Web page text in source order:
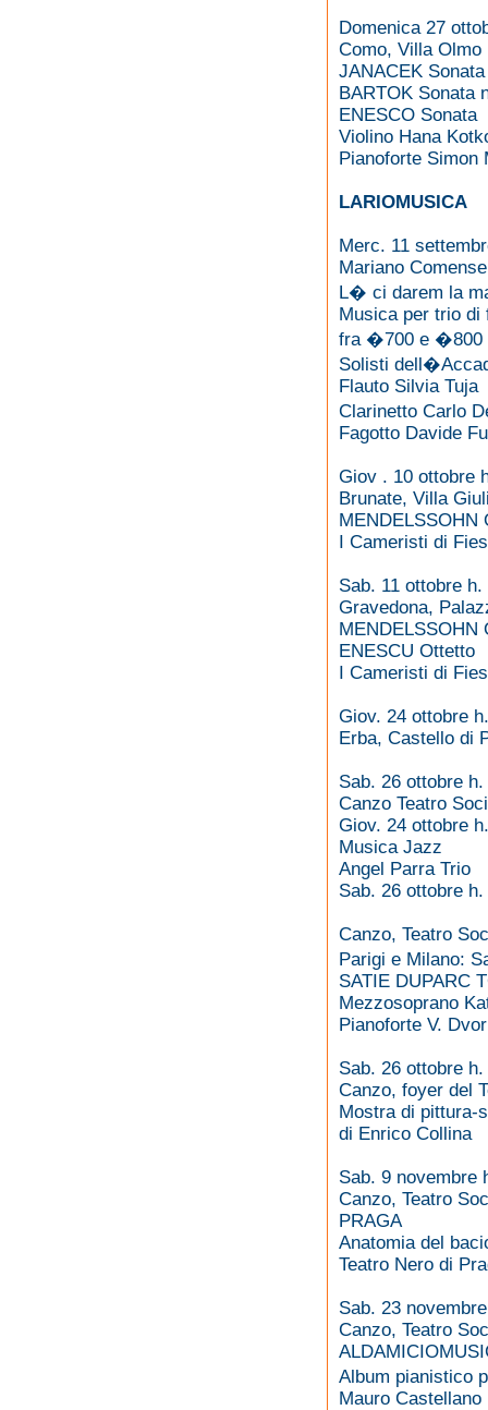
Domenica 27
Como, Villa Olmo
JANACEK Sonata
BARTOK Sonata
ENESCO Sonata
Violino Hana
Pianoforte Simon
LARIOMUSICA
Merc. 11
Mariano
L� ci darem la
Musica per trio di
fra �700 e �800
Solisti
Flauto Silvia Tuja
Clarinetto Carlo
Fagotto Davide
Giov . 10 ottobre
Brunate, Villa
MENDELSSOHN
I Cameristi di
Sab. 11 ottobre h.
Gravedona,
MENDELSSOHN
ENESCU Ottetto
I Cameristi di
Giov. 24 ottobre
Erba, Castello di
Sab. 26 ottobre h.
Canzo Teatro
Giov. 24 ottobre
Musica Jazz
Angel Parra Trio
Sab. 26 ottobre h.
Canzo, Teatro
Parigi e Milano:
SATIE DUPARC
Mezzosoprano
Pianoforte V.
Sab. 26 ottobre h.
Canzo, foyer del
Mostra di pittura-
di Enrico Collina
Sab. 9 novembre
Canzo, Teatro
PRAGA
Anatomia del
Teatro Nero di
Sab. 23
Canzo, Teatro
Album pianistico
Mauro Castellano